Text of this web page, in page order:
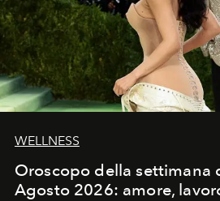
WELLNESS
Oroscopo della settimana
Agosto 2026: amore,